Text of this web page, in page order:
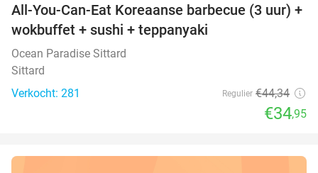
21%
All-You-Can-Eat Koreaanse barbecue (3 uur) +
wokbuffet + sushi + teppanyaki
Ocean Paradise Sittard
Sittard
Verkocht: 281
Regulier €44,34
€34,95